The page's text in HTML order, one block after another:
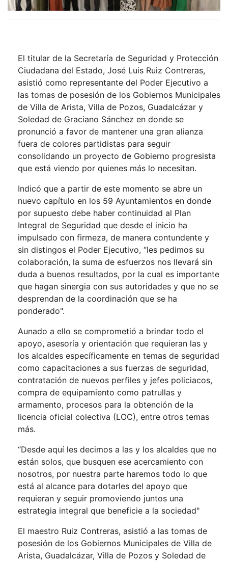
El titular de la Secretaría de Seguridad y Protección
Ciudadana del Estado, José Luis Ruiz Contreras,
asistió como representante del Poder Ejecutivo a
las tomas de posesión de los Gobiernos Municipales
de Villa de Arista, Villa de Pozos, Guadalcázar y
Soledad de Graciano Sánchez en donde se
pronunció a favor de mantener una gran alianza
fuera de colores partidistas para seguir
consolidando un proyecto de Gobierno progresista
que está viendo por quienes más lo necesitan.
Indicó que a partir de este momento se abre un
nuevo capítulo en los 59 Ayuntamientos en donde
por supuesto debe haber continuidad al Plan
Integral de Seguridad que desde el inicio ha
impulsado con firmeza, de manera contundente y
sin distingos el Poder Ejecutivo, “les pedimos su
colaboración, la suma de esfuerzos nos llevará sin
duda a buenos resultados, por la cual es importante
que hagan sinergia con sus autoridades y que no se
desprendan de la coordinación que se ha
ponderado".
Aunado a ello se comprometió a brindar todo el
apoyo, asesoría y orientación que requieran las y
los alcaldes específicamente en temas de seguridad
como capacitaciones a sus fuerzas de seguridad,
contratación de nuevos perfiles y jefes policiacos,
compra de equipamiento como patrullas y
armamento, procesos para la obtención de la
licencia oficial colectiva (LOC), entre otros temas
más.
“Desde aquí les decimos a las y los alcaldes que no
están solos, que busquen ese acercamiento con
nosotros, por nuestra parte haremos todo lo que
está al alcance para dotarles del apoyo que
requieran y seguir promoviendo juntos una
estrategia integral que beneficie a la sociedad"
El maestro Ruiz Contreras, asistió a las tomas de
posesión de los Gobiernos Municipales de Villa de
Arista, Guadalcázar, Villa de Pozos y Soledad de